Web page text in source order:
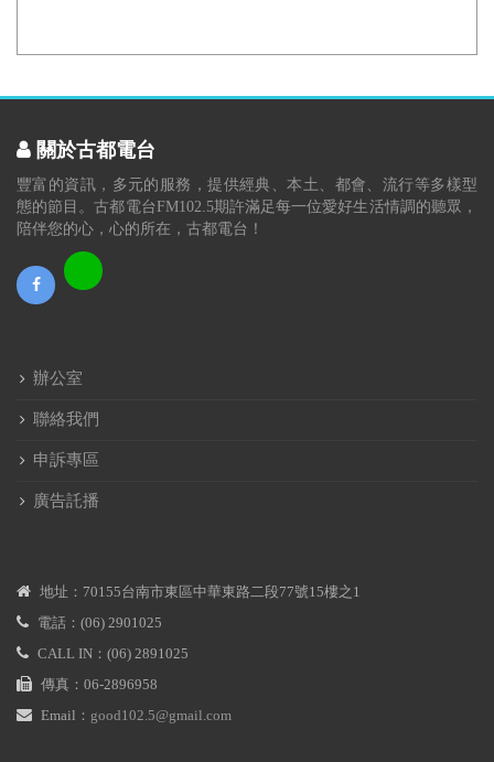
關於古都電台
豐富的資訊，多元的服務，提供經典、本土、都會、流行等多樣型
態的節目。古都電台FM102.5期許滿足每一位愛好生活情調的聽眾，
陪伴您的心，心的所在，古都電台！
辦公室
聯絡我們
申訴專區
廣告託播
地址：70155台南市東區中華東路二段77號15樓之1
電話：(06) 2901025
CALL IN：(06) 2891025
傳真：06-2896958
Email： good102.5@gmail.com